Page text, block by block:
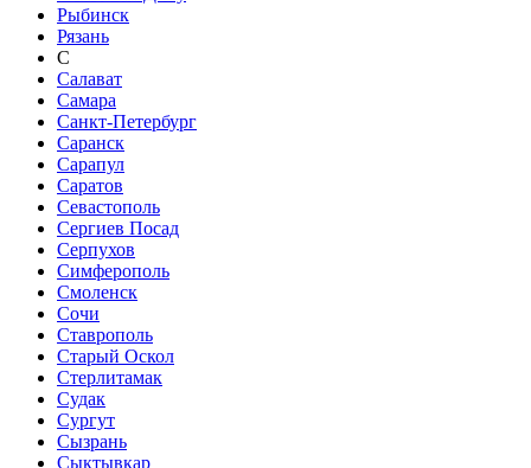
Рыбинск
Рязань
С
Салават
Самара
Санкт-Петербург
Саранск
Сарапул
Саратов
Севастополь
Сергиев Посад
Серпухов
Симферополь
Смоленск
Сочи
Ставрополь
Старый Оскол
Стерлитамак
Судак
Сургут
Сызрань
Сыктывкар